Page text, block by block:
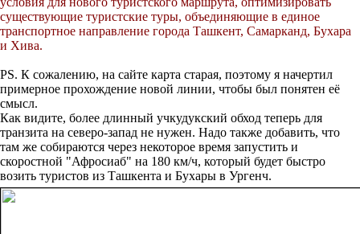
существующие туристские туры, объединяющие в единое
транспортное направление города Ташкент, Самарканд, Бухара
и Хива.
PS. К сожалению, на сайте карта старая, поэтому я начертил
примерное прохождение новой линии, чтобы был понятен её
смысл.
Как видите, более длинный учкудукский обход теперь для
транзита на северо-запад не нужен. Надо также добавить, что
там же собираются через некоторое время запустить и
скоростной "Афросиаб" на 180 км/ч, который будет быстро
возить туристов из Ташкента и Бухары в Ургенч.